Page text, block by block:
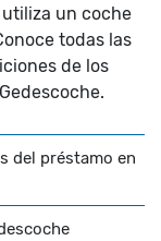
un coche
todas las
de los
del préstamo en